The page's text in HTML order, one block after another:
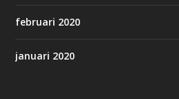
februari 2020
januari 2020